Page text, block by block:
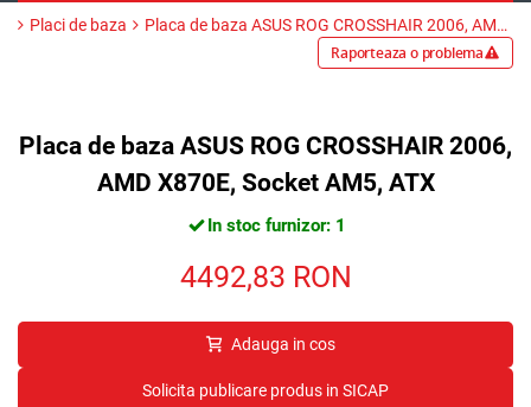
Placi de baza Placa de baza ASUS ROG CROSSHAIR 2006, AMD X870E, Socket AM5, ATX
Raporteaza o problema
Placa de baza ASUS ROG CROSSHAIR 2006,
AMD X870E, Socket AM5, ATX
In stoc furnizor: 1
4492,83 RON
Adauga in cos
Solicita publicare produs in SICAP